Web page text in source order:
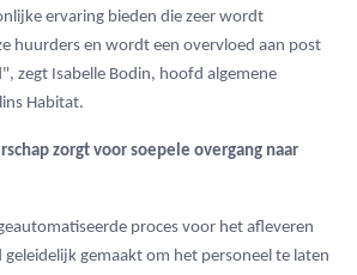
ervaring bieden die zeer wordt
huurders en wordt een overvloed aan post
zegt Isabelle Bodin, hoofd algemene
Habitat.
zorgt voor soepele overgang naar
proces voor het afleveren
gemaakt om het personeel te laten